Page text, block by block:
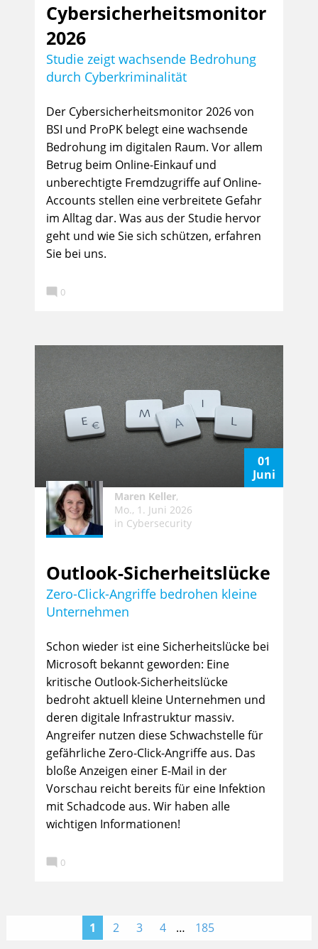
Cybersicherheitsmonitor
2026
Studie zeigt wachsende Bedrohung
durch Cyberkriminalität
Der Cybersicherheitsmonitor 2026 von
BSI und ProPK belegt eine wachsende
Bedrohung im digitalen Raum. Vor allem
Betrug beim Online-Einkauf und
unberechtigte Fremdzugriffe auf Online-
Accounts stellen eine verbreitete Gefahr
im Alltag dar. Was aus der Studie hervor
geht und wie Sie sich schützen, erfahren
Sie bei uns.
 0
01
Juni
Maren Keller,
Mo., 1. Juni 2026
in Cybersecurity
Outlook-Sicherheitslücke
Zero-Click-Angriffe bedrohen kleine
Unternehmen
Schon wieder ist eine Sicherheitslücke bei
Microsoft bekannt geworden: Eine
kritische Outlook-Sicherheitslücke
bedroht aktuell kleine Unternehmen und
deren digitale Infrastruktur massiv.
Angreifer nutzen diese Schwachstelle für
gefährliche Zero-Click-Angriffe aus. Das
bloße Anzeigen einer E-Mail in der
Vorschau reicht bereits für eine Infektion
mit Schadcode aus. Wir haben alle
wichtigen Informationen!
 0
1 2 3 4 … 185